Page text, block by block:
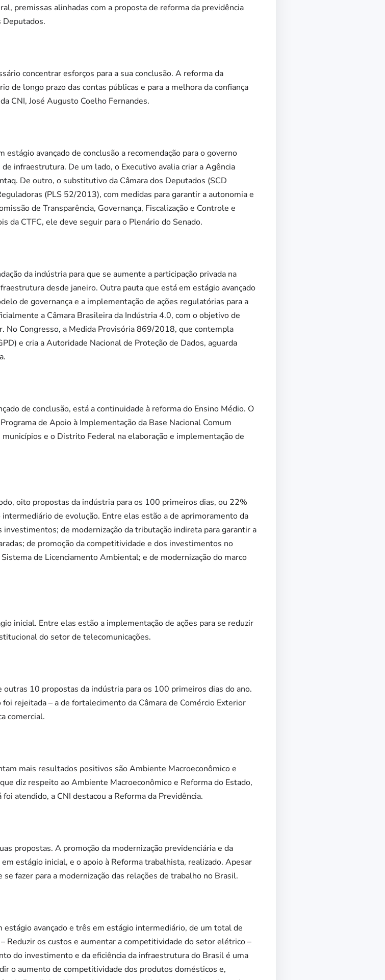
premissas alinhadas com a proposta de reforma da previdência
Deputados.
concentrar esforços para a sua conclusão. A reforma da
de longo prazo das contas públicas e para a melhora da confiança
CNI, José Augusto Coelho Fernandes.
avançado de conclusão a recomendação para o governo
infraestrutura. De um lado, o Executivo avalia criar a Agência
De outro, o substitutivo da Câmara dos Deputados (SCD
(PLS 52/2013), com medidas para garantir a autonomia e
de Transparência, Governança, Fiscalização e Controle e
da CTFC, ele deve seguir para o Plenário do Senado.
da indústria para que se aumente a participação privada na
desde janeiro. Outra pauta que está em estágio avançado
de governança e a implementação de ações regulatórias para a
a Câmara Brasileira da Indústria 4.0, com o objetivo de
No Congresso, a Medida Provisória 869/2018, que contempla
e cria a Autoridade Nacional de Proteção de Dados, aguarda
de conclusão, está a continuidade à reforma do Ensino Médio. O
de Apoio à Implementação da Base Nacional Comum
e o Distrito Federal na elaboração e implementação de
oito propostas da indústria para os 100 primeiros dias, ou 22%
de evolução. Entre elas estão a de aprimoramento da
de modernização da tributação indireta para garantir a
de promoção da competitividade e dos investimentos no
de Licenciamento Ambiental; e de modernização do marco
inicial. Entre elas estão a implementação de ações para se reduzir
do setor de telecomunicações.
10 propostas da indústria para os 100 primeiros dias do ano.
rejeitada – a de fortalecimento da Câmara de Comércio Exterior
comercial.
mais resultados positivos são Ambiente Macroeconômico e
diz respeito ao Ambiente Macroeconômico e Reforma do Estado,
atendido, a CNI destacou a Reforma da Previdência.
propostas. A promoção da modernização previdenciária e da
estágio inicial, e o apoio à Reforma trabalhista, realizado. Apesar
fazer para a modernização das relações de trabalho no Brasil.
estágio avançado e três em estágio intermediário, de um total de
Reduzir os custos e aumentar a competitividade do setor elétrico –
do investimento e da eficiência da infraestrutura do Brasil é uma
o aumento de competitividade dos produtos domésticos e,